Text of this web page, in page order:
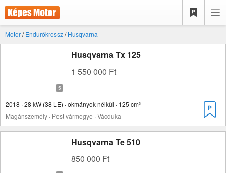
Motor/Endurókrossz/Husqvarna
Husqvarna Tx 125
1 550 000 Ft
2018 · 28 kW (38 LE) · okmányok nélkül · 125 cm³
Magánszemély · Pest vármegye · Vácduka
Husqvarna Te 510
850 000 Ft